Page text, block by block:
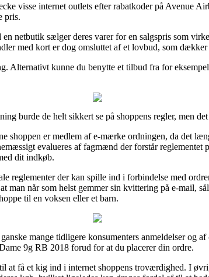
visse internet outlets efter rabatkoder på Avenue
pris.
netbutik sælger deres varer for en salgspris som
med kort er dog omsluttet af et lovbud, som dækker
Alternativt kunne du benytte et tilbud fra for
burde de helt sikkert se på shoppens regler, men
shoppen er medlem af e-mærke ordningen, da det
evalueres af fagmænd der forstår reglementet
dit indkøb.
reglementer der kan spille ind i forbindelse med
man når som helst gemmer sin kvittering på e-mail,
til en voksen eller et barn.
mange tidligere konsumenters anmeldelser og
9g RB 2018 forud for at du placerer din ordre.
at få et kig ind i internet shoppens troværdighed. I